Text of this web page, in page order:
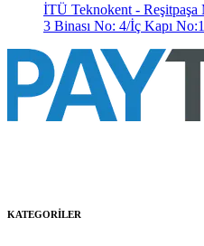
İTÜ Teknokent -
3 Binası No: 4/İç Kapı
KATEGORİLER